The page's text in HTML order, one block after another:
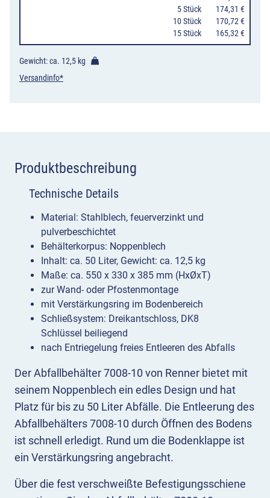
Typ
7008-
5 Stück
174,31 €
10 Stück
170,72 €
15 Stück
165,32 €
Gewicht: ca. 12,5 kg
Versandinfo*
Produktbeschreibung
Der Abfallbehälter 7008-10 von Renner bietet mit
seinem Noppenblech ein edles Design und hat
Platz für bis zu 50 Liter Abfälle. Die Entleerung des
Abfallbehälters 7008-10 durch Öffnen des Bodens
ist schnell erledigt. Rund um die Bodenklappe ist
ein Verstärkungsring angebracht.
Über die fest verschweißte Befestigungsschiene
Technische Details
Material: Stahlblech, feuerverzinkt und
pulverbeschichtet
Behälterkorpus: Noppenblech
Inhalt: ca. 50 Liter, Gewicht: ca. 12,5 kg
Maße: ca. 550 x 330 x 385 mm (HxØxT)
zur Wand- oder Pfostenmontage
mit Verstärkungsring im Bodenbereich
Schließsystem: Dreikantschloss, DK8
Schlüssel beiliegend
nach Entriegelung freies Entleeren des Abfalls